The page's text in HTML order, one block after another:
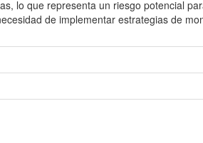
lo que representa un riesgo potencial
de implementar estrategias de